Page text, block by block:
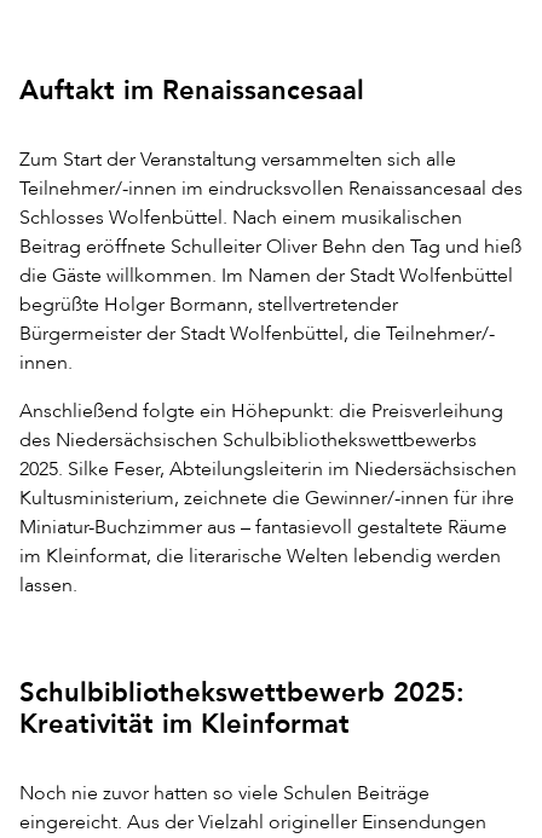
Auftakt im Renaissancesaal
Zum Start der Veranstaltung versammelten sich alle
Teilnehmer/-innen im eindrucksvollen Renaissancesaal des
Schlosses Wolfenbüttel. Nach einem musikalischen
Beitrag eröffnete Schulleiter Oliver Behn den Tag und hieß
die Gäste willkommen. Im Namen der Stadt Wolfenbüttel
begrüßte Holger Bormann, stellvertretender
Bürgermeister der Stadt Wolfenbüttel, die Teilnehmer/-
innen.
Anschließend folgte ein Höhepunkt: die Preisverleihung
des Niedersächsischen Schulbibliothekswettbewerbs
2025. Silke Feser, Abteilungsleiterin im Niedersächsischen
Kultusministerium, zeichnete die Gewinner/-innen für ihre
Miniatur-Buchzimmer aus – fantasievoll gestaltete Räume
im Kleinformat, die literarische Welten lebendig werden
lassen.
Schulbibliothekswettbewerb 2025:
Kreativität im Kleinformat
Noch nie zuvor hatten so viele Schulen Beiträge
eingereicht. Aus der Vielzahl origineller Einsendungen